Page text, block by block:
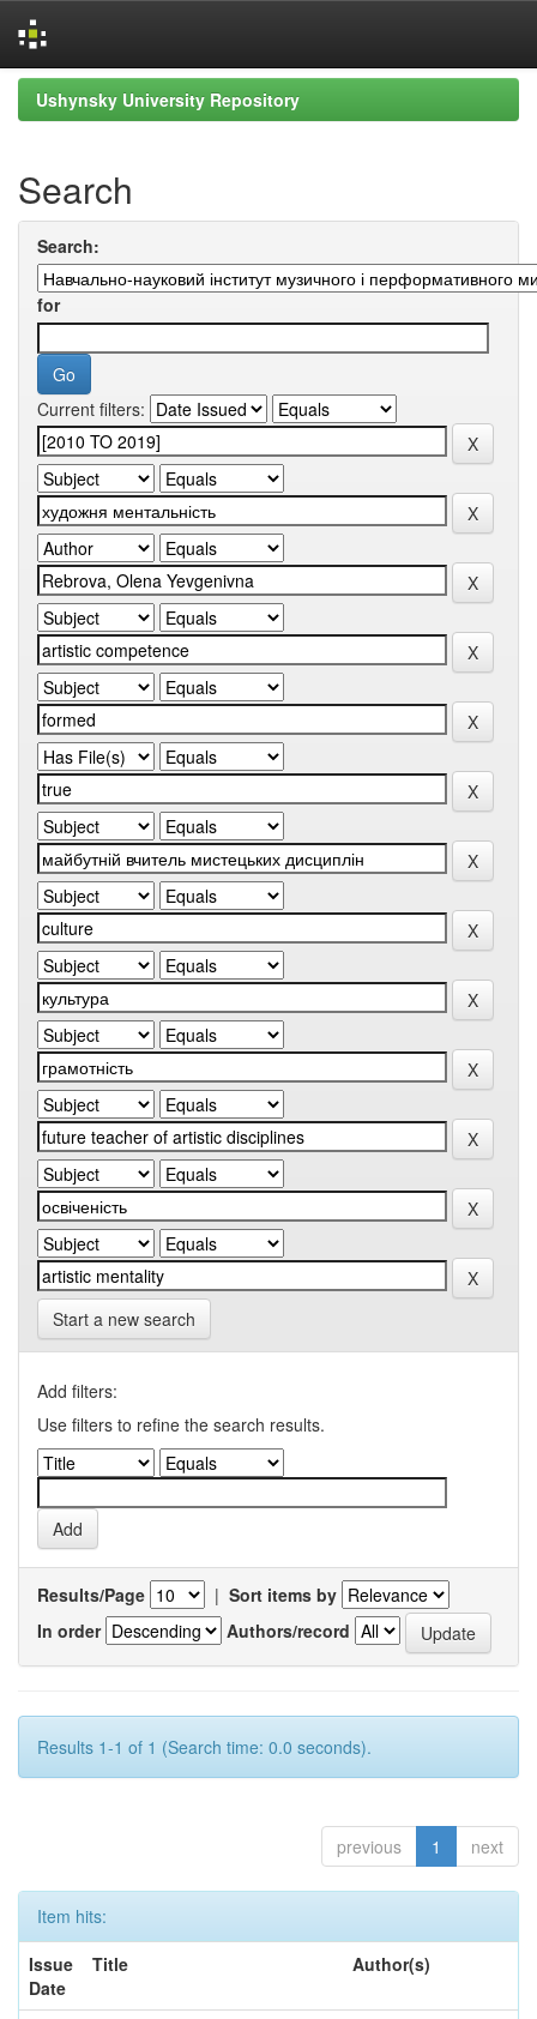
Skip
navigation
Ushynsky University Repository
Search
Search:
for
Current filters:
Start a new search
Add filters:
Use filters to refine the search results.
Results/Page | Sort items by
In order
Authors/record
Results 1-1 of 1 (Search time: 0.0 seconds).
previous 1 next
Item hits:
Issue
Date
Title Author(s)